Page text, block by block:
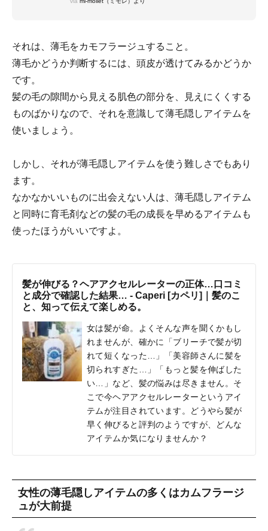
それは、薄毛をカモフラージュすること。
薄毛かどうか判断するには、頭皮が透けてみるかどうか
です。
髪の毛の隙間から見える肌色の部分を、見えにくくする
ものばかりなので、それを意識して薄毛隠しアイテムを
使いましょう。
しかし、それが薄毛隠しアイテムを使う難しさでもあり
ます。
なかなかいいものに出会えない人は、薄毛隠しアイテム
と同時に育毛剤などの髪の毛の成長を早めるアイテムも
使ったほうがいいですよ。
髪が伸びる？ヘアアクセルレーターの正体…口コミ
と成分で確認した結果… - Caperi [カペリ]｜髪のこ
と、知って伝えて楽しめる。
女は髪が命。よくそんな声を聞くかもし
れませんが、確かに「ブリーチで髪が切
れて短くなった…」「美容師さんに髪を
切られすぎた…」「もっと髪を伸ばした
い…」など、髪の悩みは尽きません。そ
こで今ヘアアクセルレーターというアイ
テムが注目されています。どうやら髪が
早く伸びると評判のようですが、どんな
アイテムか気になりませんか？
女性の薄毛隠しアイテムの多くはカムフラージ
ュが大前提